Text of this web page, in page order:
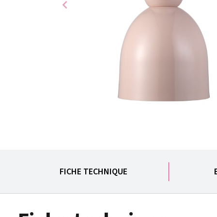
chevron_left
FICHE TECHNIQUE